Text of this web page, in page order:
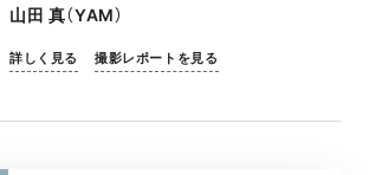
山田 真（YAM）
詳しく見る 撮影レポートを見る